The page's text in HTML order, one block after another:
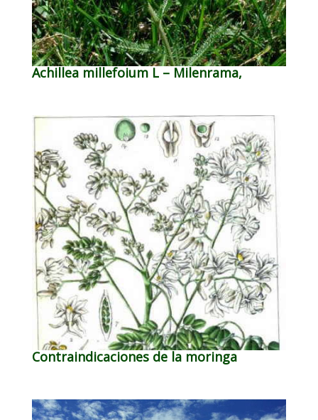
Achillea millefoium L – Milenrama,
Contraindicaciones de la moringa